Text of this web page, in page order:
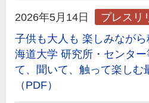
2026年5月14日
プレスリ
子供も大人も 楽しみなが
海道大学 研究所・センタ
て、聞いて、触って楽しむ
（PDF）